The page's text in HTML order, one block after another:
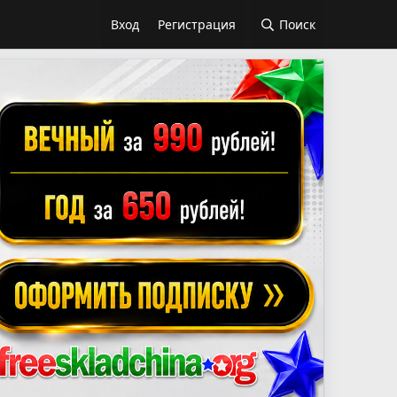
Вход Регистрация Поиск